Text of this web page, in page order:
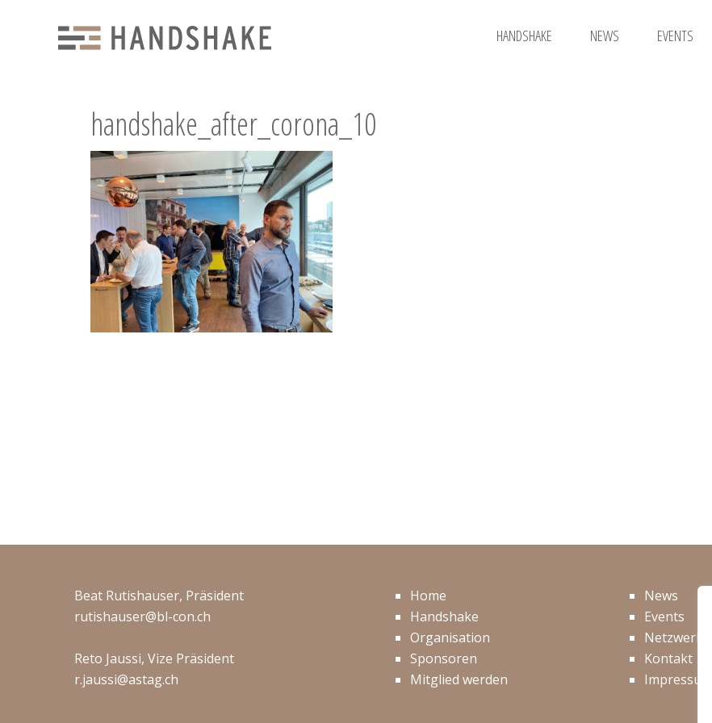
HANDSHAKE NEWS EVENTS
handshake_after_corona_10
Beat Rutishauser, Präsident
rutishauser@bl-con.ch
Reto Jaussi, Vize Präsident
r.jaussi@astag.ch
Home
Handshake
Organisation
Sponsoren
Mitglied werden
News
Events
Netzwerk
Kontakt
Impressum